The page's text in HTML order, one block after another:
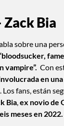
Zack Bia
sobre una
vampire”. Con
en
. Los fans, están
Bia,ex novio de
meses en 2022.